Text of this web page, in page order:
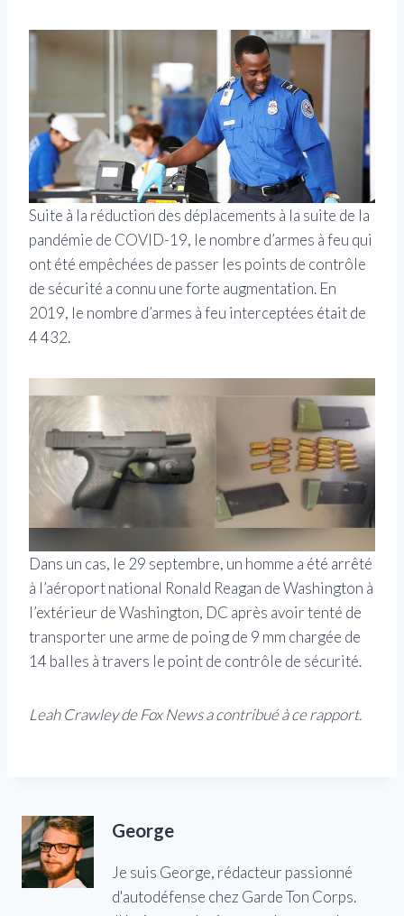
Suite à la réduction des déplacements à la suite de la
pandémie de COVID-19, le nombre d’armes à feu qui
ont été empêchées de passer les points de contrôle
de sécurité a connu une forte augmentation. En
2019, le nombre d’armes à feu interceptées était de
4 432.
Dans un cas, le 29 septembre, un homme a été arrêté
à l’aéroport national Ronald Reagan de Washington à
l’extérieur de Washington, DC après avoir tenté de
transporter une arme de poing de 9 mm chargée de
14 balles à travers le point de contrôle de sécurité.
Leah Crawley de Fox News a contribué à ce rapport.
George
Je suis George, rédacteur passionné
d'autodéfense chez Garde Ton Corps.